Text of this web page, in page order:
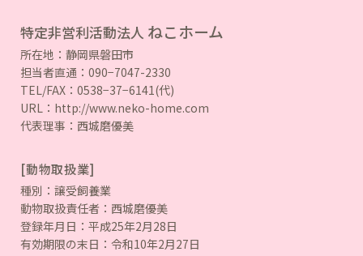
特定非営利活動法人 ねこホーム
所在地：静岡県磐田市
担当者直通：090−7047-2330
TEL/FAX：0538−37−6141(代)
URL：http://www.neko-home.com
代表理事：西城磨優美
[動物取扱業]
種別：譲受飼養業
動物取扱責任者：西城磨優美
登録年月日：平成25年2月28日
有効期限の末日：令和10年2月27日